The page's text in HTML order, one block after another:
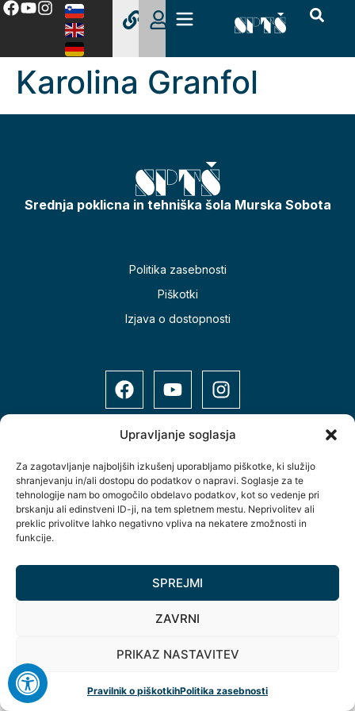
Upravljanje soglasja
Za zagotavljanje najboljših izkušenj uporabljamo piškotke, ki služijo
shranjevanju in/ali dostopu do podatkov o napravi. Soglasje za te
tehnologije nam bo omogočilo obdelavo podatkov, kot so vedenje pri
brskanju ali edinstveni ID-ji, na tem spletnem mestu. Neprivolitev ali
preklic privolitve lahko negativno vpliva na nekatere zmožnosti in
funkcije.
SPREJMI
ZAVRNI
PRIKAZ NASTAVITEV
Pravilnik o piškotkihPolitika zasebnosti
Karolina Granfol
Srednja poklicna in tehniška šola Murska Sobota
Politika zasebnosti
Piškotki
Izjava o dostopnosti
Šolsko naselje 12, 9000 Murska Sobota, Slovenija
+386(0)2 534 89 10
info@spts.si